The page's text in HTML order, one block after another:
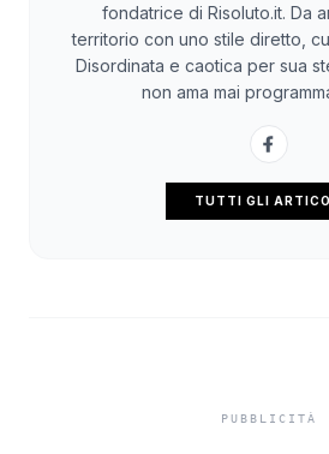
fondatrice di Risoluto.it. Da
territorio con uno stile diretto,
Disordinata e caotica per sua
non ama mai
TUTTI GLI